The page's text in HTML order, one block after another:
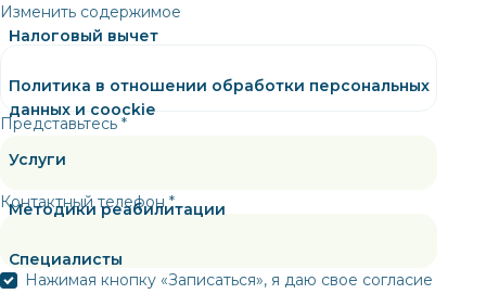
Налоговый вычет
Политика в отношении обработки персональных
данных и coockie
Услуги
Методики реабилитации
Специалисты
Изменить содержимое
Представьтесь *
Контактный телефон *
Нажимая кнопку «Записаться», я даю свое согласие